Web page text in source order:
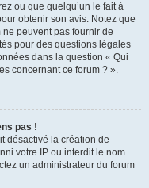
ou que quelqu’un le fait à
obtenir son avis. Notez que
peuvent pas fournir de
pour des questions légales
dans la question « Qui
concernant ce forum ? ».
pas !
désactivé la création de
votre IP ou interdit le nom
un administrateur du forum